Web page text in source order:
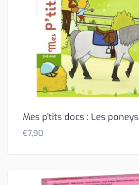
Mes p’tits docs : Les poneys
€7,90